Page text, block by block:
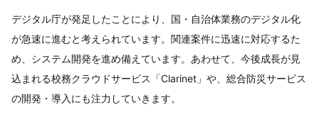
デジタル庁が発足したことにより、国・自治体業務のデジタル化
が急速に進むと考えられています。関連案件に迅速に対応するた
め、システム開発を進め備えています。あわせて、今後成長が見
込まれる校務クラウドサービス「Clarinet」や、総合防災サービス
の開発・導入にも注力していきます。